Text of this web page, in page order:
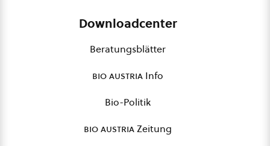
Downloadcenter
Beratungsblätter
bio austria Info
Bio-Politik
bio austriaZeitung